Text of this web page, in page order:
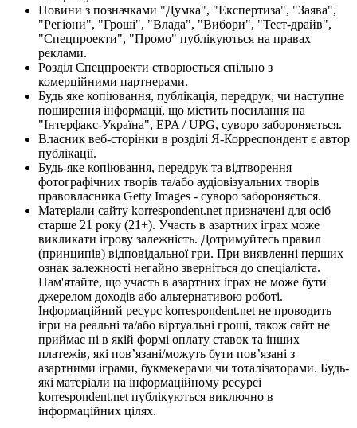
Новини з позначками "Думка", "Експертиза", "Заява",
"Регіони", "Гроші", "Влада", "Вибори", "Тест-драйв",
"Спецпроекти", "Промо" публікуються на правах
реклами.
Розділ Спецпроекти створюється спільно з
комерційними партнерами.
Будь яке копіювання, публікація, передрук, чи наступне
поширення інформації, що містить посилання на
"Інтерфакс-Україна", EPA / UPG, суворо забороняється.
Власник веб-сторінки в розділі Я-Корреспондент є автор
публікації.
Будь-яке копіювання, передрук та відтворення
фотографічних творів та/або аудіовізуальних творів
правовласника Getty Images - суворо забороняється.
Матеріали сайту korrespondent.net призначені для осіб
старше 21 року (21+). Участь в азартних іграх може
викликати ігрову залежність. Дотримуйтесь правил
(принципів) відповідальної гри. При виявленні перших
ознак залежності негайно зверніться до спеціаліста.
Пам'ятайте, що участь в азартних іграх не може бути
джерелом доходів або альтернативою роботі.
Інформаційний ресурс korrespondent.net не проводить
ігри на реальні та/або віртуальні гроші, також сайт не
приймає ні в якій формі оплату ставок та інших
платежів, які пов’язані/можуть бути пов’язані з
азартними іграми, букмекерами чи тоталізаторами. Будь-
які матеріали на інформаційному ресурсі
korrespondent.net публікуються виключно в
інформаційних цілях.